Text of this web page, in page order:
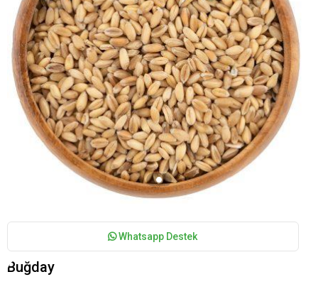
Whatsapp Destek
Buğday